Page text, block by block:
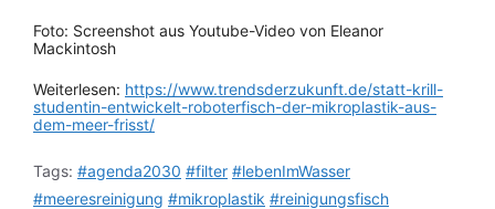
Foto: Screenshot aus Youtube-Video von Eleanor
Mackintosh
Weiterlesen: https://www.trendsderzukunft.de/statt-krill-
studentin-entwickelt-roboterfisch-der-mikroplastik-aus-
dem-meer-frisst/
Tags: #agenda2030 #filter #lebenImWasser
#meeresreinigung #mikroplastik #reinigungsfisch